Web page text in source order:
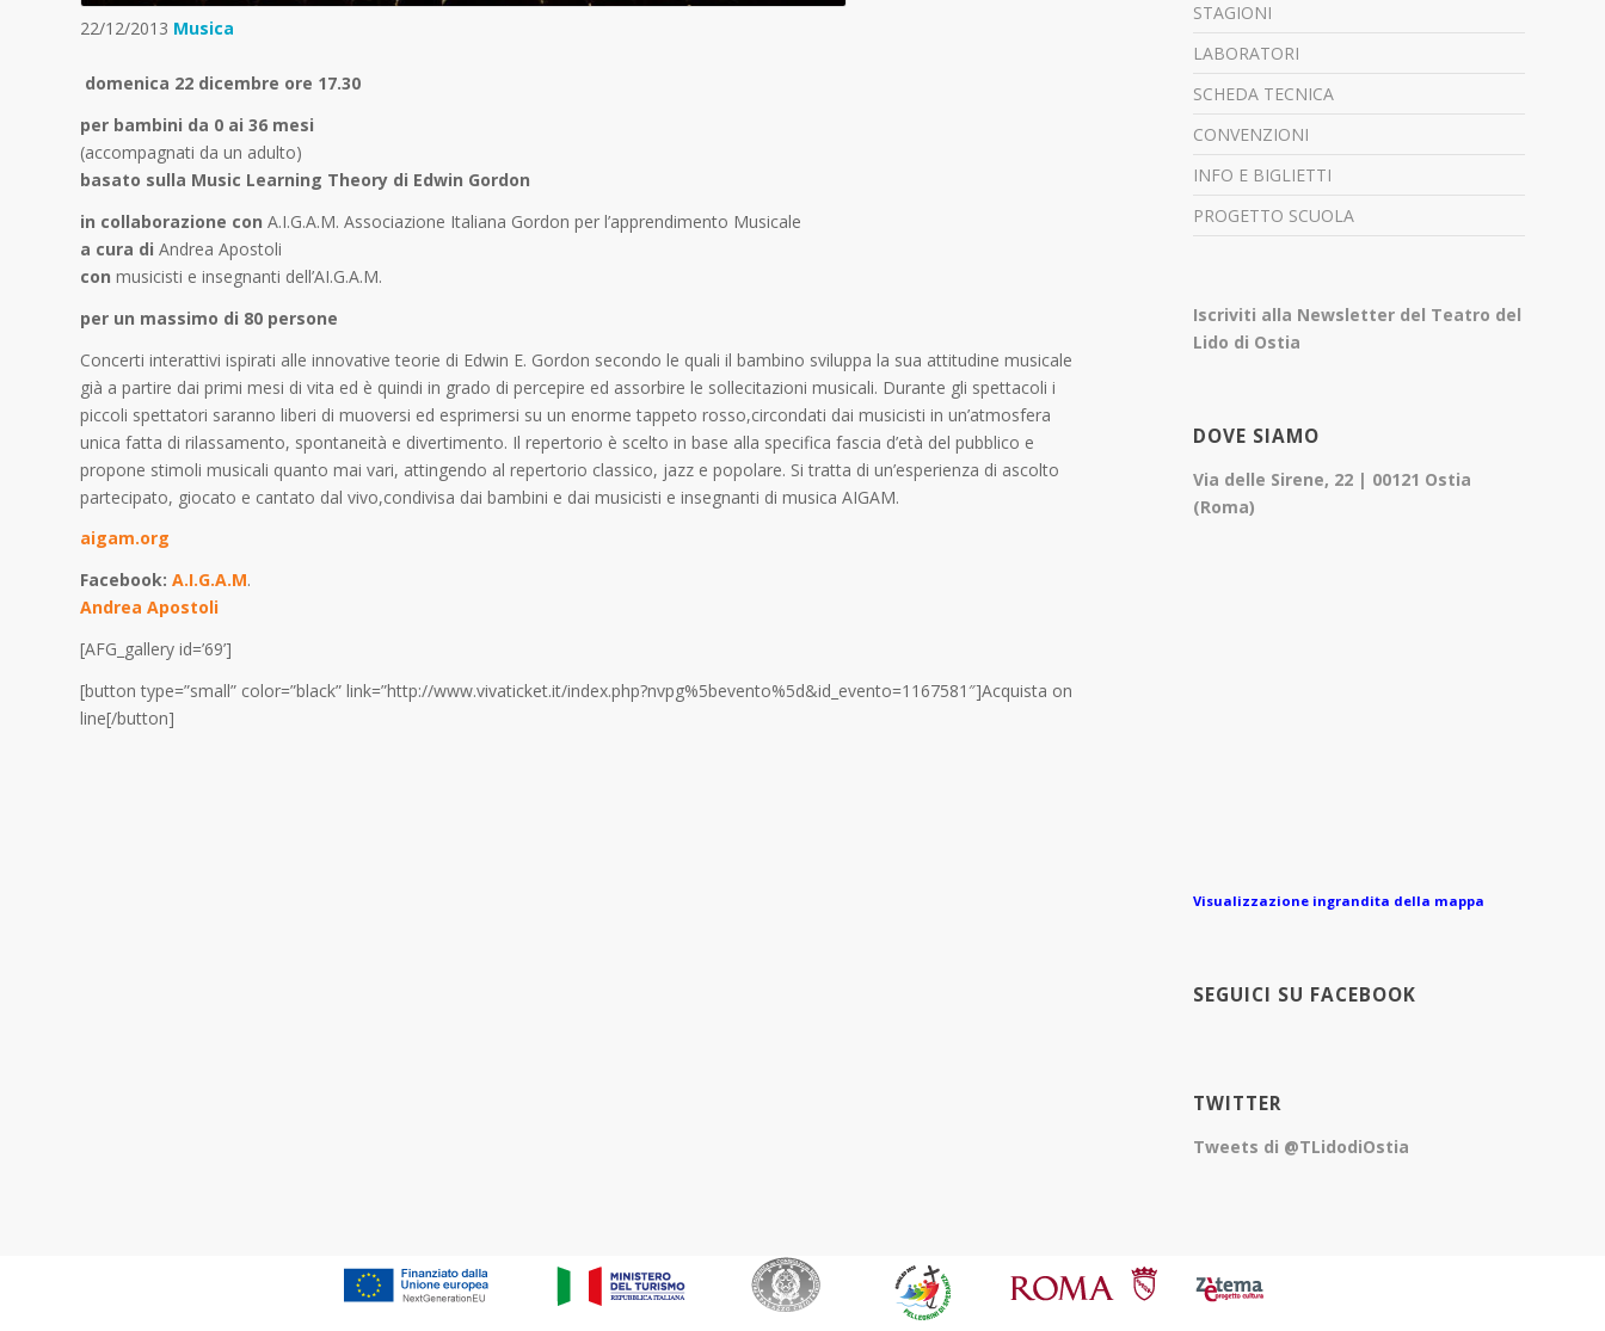
22/12/2013 Musica
domenica 22 dicembre ore 17.30
per bambini da 0 ai 36 mesi
(accompagnati da un adulto)
basato sulla Music Learning Theory di Edwin Gordon
in collaborazione con A.I.G.A.M. Associazione Italiana Gordon per l’apprendimento Musicale
a cura di Andrea Apostoli
con musicisti e insegnanti dell’AI.G.A.M.
per un massimo di 80 persone
Concerti interattivi ispirati alle innovative teorie di Edwin E. Gordon secondo le quali il bambino sviluppa la sua attitudine musicale
già a partire dai primi mesi di vita ed è quindi in grado di percepire ed assorbire le sollecitazioni musicali. Durante gli spettacoli i
piccoli spettatori saranno liberi di muoversi ed esprimersi su un enorme tappeto rosso,circondati dai musicisti in un’atmosfera
unica fatta di rilassamento, spontaneità e divertimento. Il repertorio è scelto in base alla specifica fascia d’età del pubblico e
propone stimoli musicali quanto mai vari, attingendo al repertorio classico, jazz e popolare. Si tratta di un’esperienza di ascolto
partecipato, giocato e cantato dal vivo,condivisa dai bambini e dai musicisti e insegnanti di musica AIGAM.
aigam.org
Facebook: A.I.G.A.M.
Andrea Apostoli
[AFG_gallery id=’69’]
[button type=”small” color=”black” link=”http://www.vivaticket.it/index.php?nvpg%5bevento%5d&id_evento=1167581″]Acquista on
line[/button]
STAGIONI
LABORATORI
SCHEDA TECNICA
CONVENZIONI
INFO E BIGLIETTI
PROGETTO SCUOLA
Iscriviti alla Newsletter del Teatro del
Lido di Ostia
DOVE SIAMO
Via delle Sirene, 22 | 00121 Ostia
(Roma)
Visualizzazione ingrandita della mappa
SEGUICI SU FACEBOOK
TWITTER
Tweets di @TLidodiOstia